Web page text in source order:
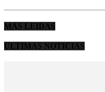
MÁS LEIDAS
ULTIMAS NOTICIAS